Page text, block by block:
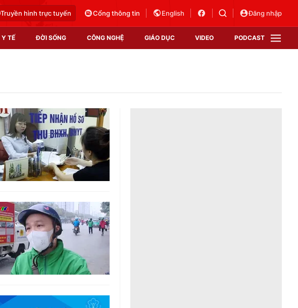
Truyền hình trực tuyến Cổng thông tin English Đăng nhập
Y TẾ ĐỜI SỐNG CÔNG NGHỆ GIÁO DỤC VIDEO PODCAST
Video
Shorts video
Podcast
EMagazine
Photo
Infographic
Góc ảnh
Công nghệ
Hitech Công nghệ tương lai
VTV Sức khoẻ